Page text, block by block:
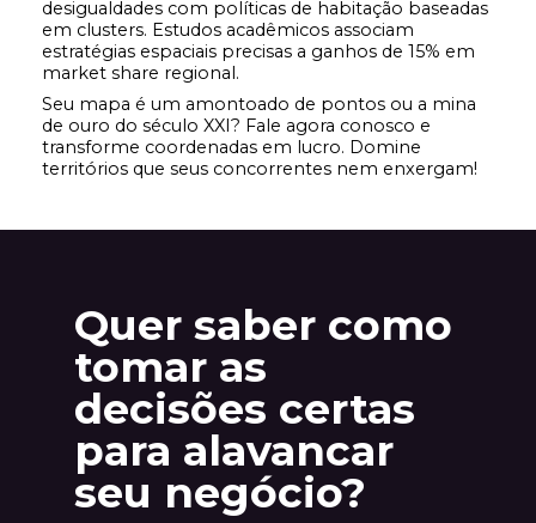
desigualdades com políticas de habitação baseadas
em clusters. Estudos acadêmicos associam
estratégias espaciais precisas a ganhos de 15% em
market share regional.
Seu mapa é um amontoado de pontos ou a mina
de ouro do século XXI? Fale agora conosco e
transforme coordenadas em lucro. Domine
territórios que seus concorrentes nem enxergam!
Quer saber como
tomar as
decisões certas
para alavancar
seu negócio?